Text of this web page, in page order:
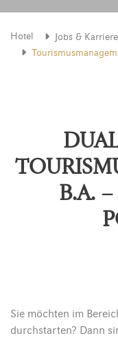
Hotel Jobs & Karriere
B.A.
Sie möchten im
durchstarten? Dann